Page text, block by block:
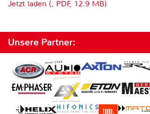
Jetzt laden (, PDF, 12.9 MB)
Unsere Partner: